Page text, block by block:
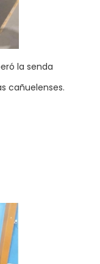
la senda
cañuelenses.